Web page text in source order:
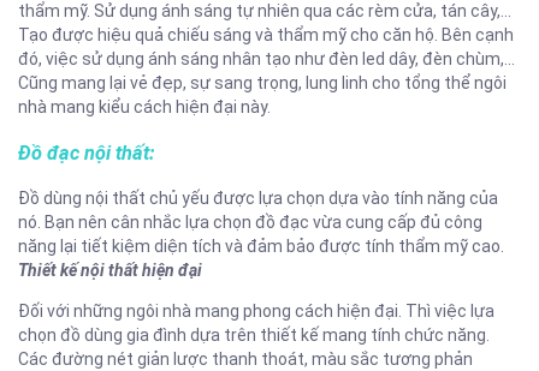
thẩm mỹ. Sử dụng ánh sáng tự nhiên qua các rèm cửa, tán cây,…
Tạo được hiệu quả chiếu sáng và thẩm mỹ cho căn hộ. Bên cạnh
đó, việc sử dụng ánh sáng nhân tạo như đèn led dây, đèn chùm,…
Cũng mang lại vẻ đẹp, sự sang trọng, lung linh cho tổng thể ngôi
nhà mang kiểu cách hiện đại này.
Đồ đạc nội thất:
Đồ dùng nội thất chủ yếu được lựa chọn dựa vào tính năng của
nó. Bạn nên cân nhắc lựa chọn đồ đạc vừa cung cấp đủ công
năng lại tiết kiệm diện tích và đảm bảo được tính thẩm mỹ cao.
Thiết kế nội thất hiện đại
Đối với những ngôi nhà mang phong cách hiện đại. Thì việc lựa
chọn đồ dùng gia đình dựa trên thiết kế mang tính chức năng.
Các đường nét giản lược thanh thoát, màu sắc tương phản